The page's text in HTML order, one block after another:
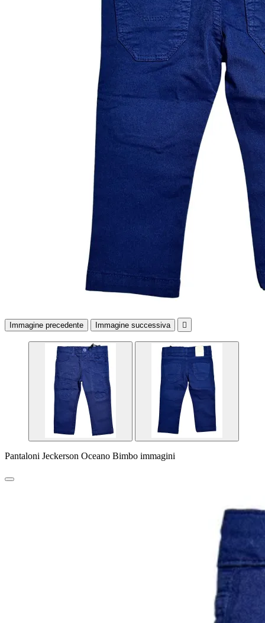
Immagine precedente Immagine successiva 
Pantaloni Jeckerson Oceano Bimbo immagini